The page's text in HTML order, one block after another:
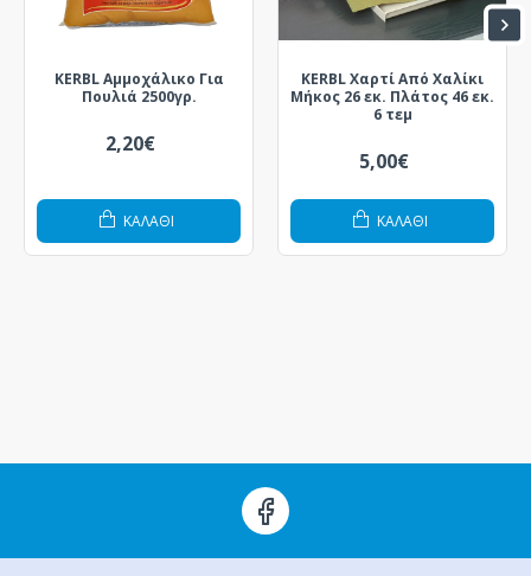
KERBL Αμμοχάλικο Για
Πουλιά 2500γρ.
2,20€
ΚΑΛΆΘΙ
KERBL Χαρτί Από Χαλίκι
Μήκος 26 εκ. Πλάτος 46 εκ.
6 τεμ
5,00€
ΚΑΛΆΘΙ